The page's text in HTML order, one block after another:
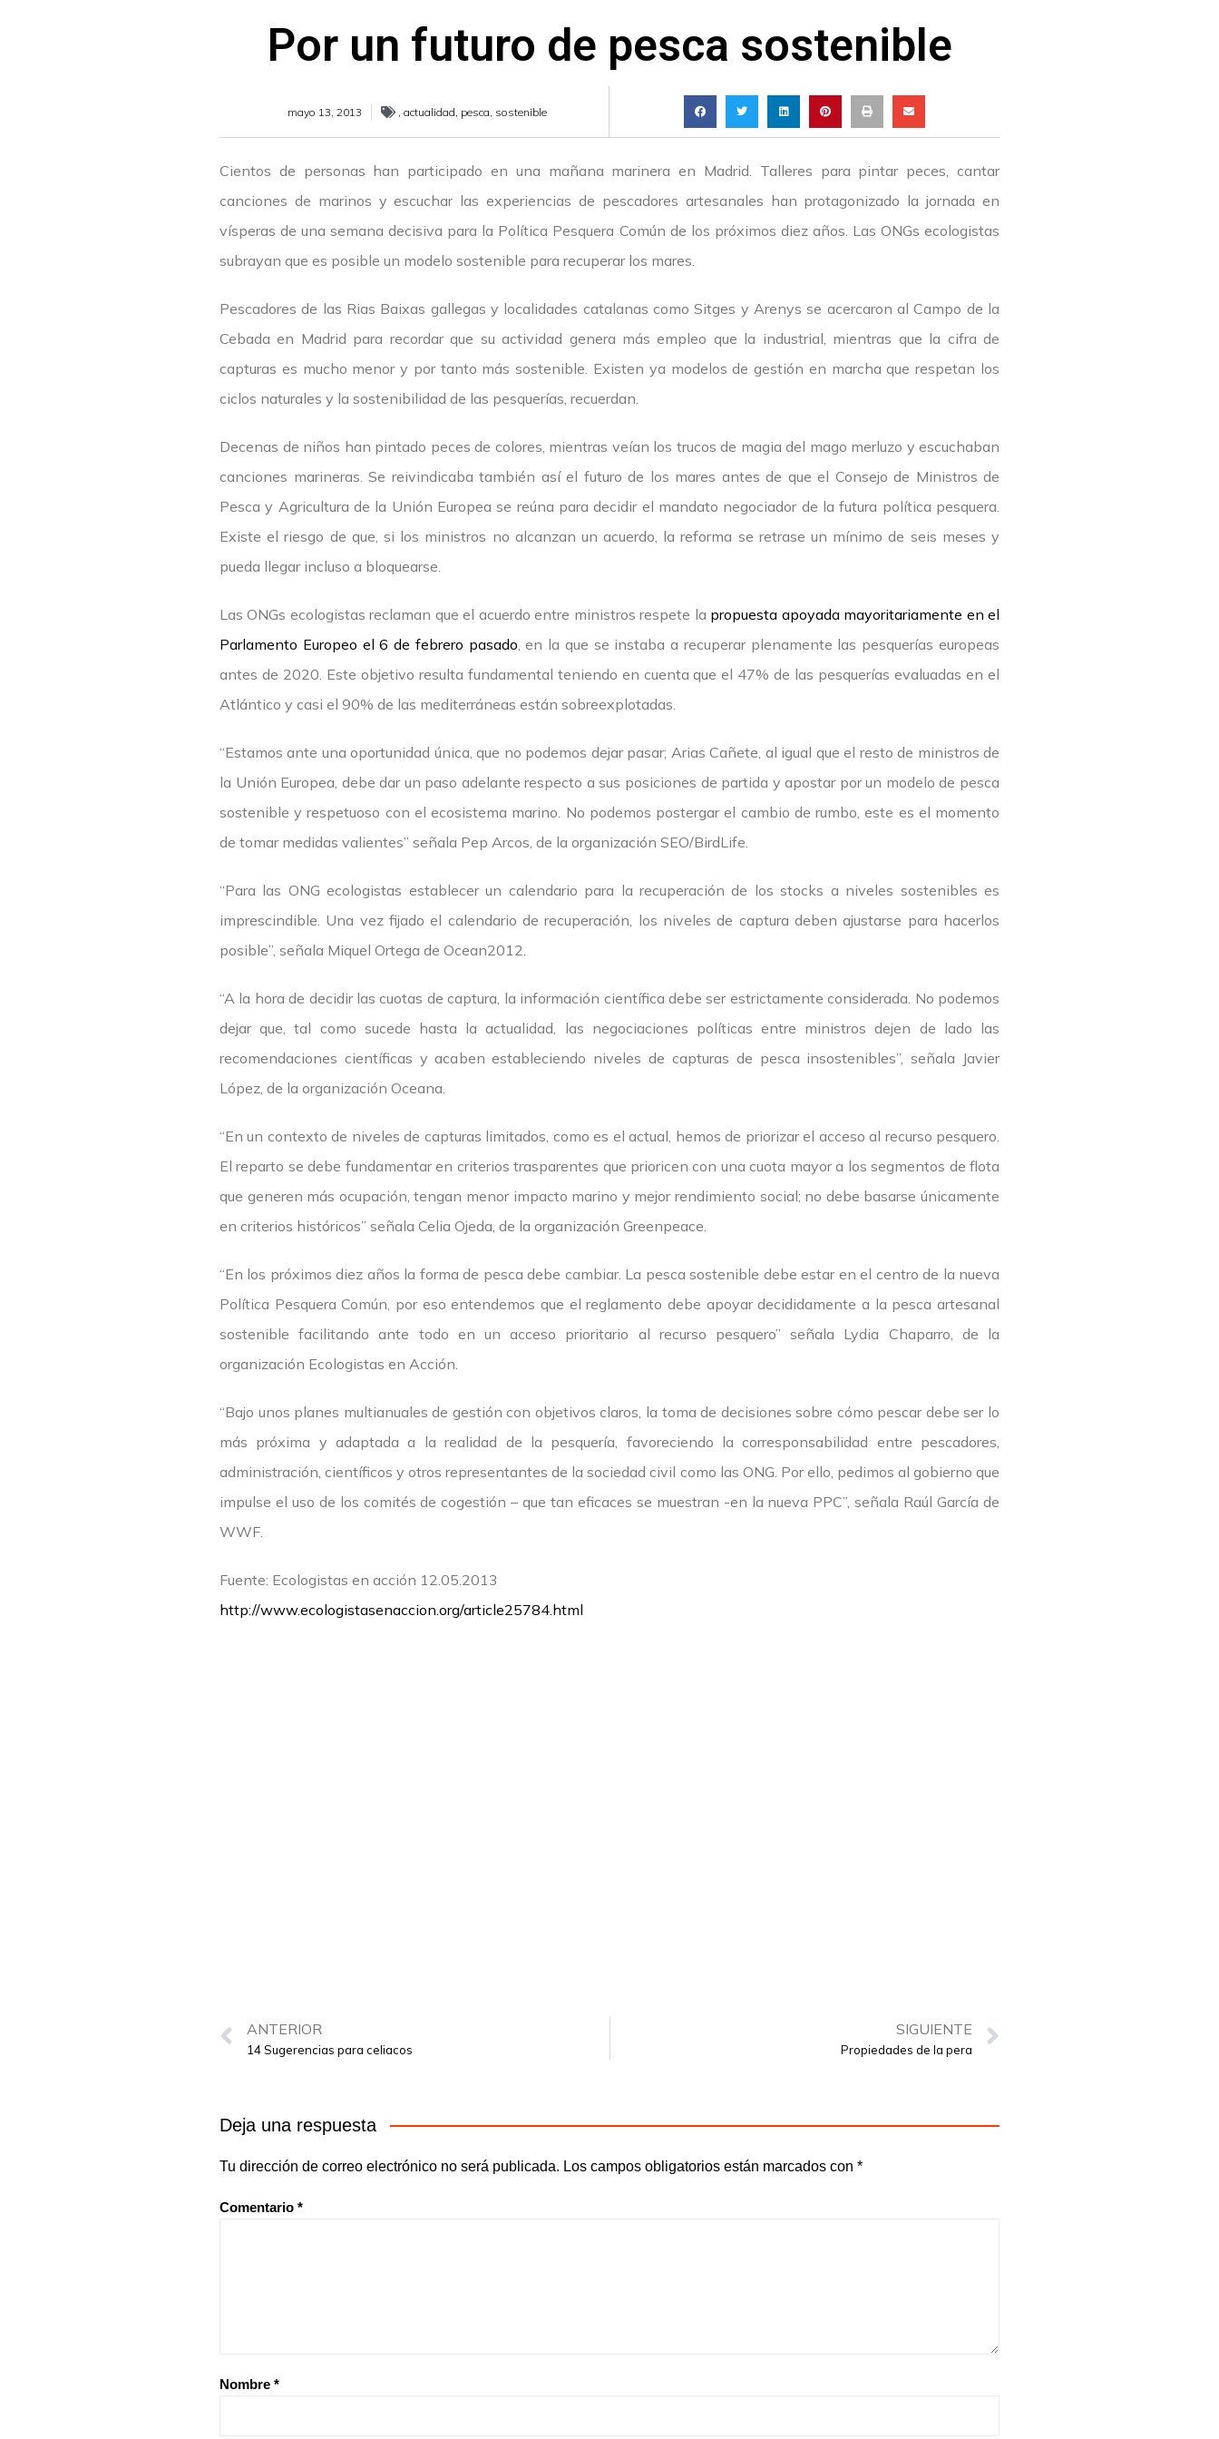
Por un futuro de pesca sostenible
mayo 13, 2013 actualidad pesca sostenible
Cientos de personas han participado en una mañana marinera en Madrid. Talleres para pintar peces, cantar
canciones de marinos y escuchar las experiencias de pescadores artesanales han protagonizado la jornada en
vísperas de una semana decisiva para la Política Pesquera Común de los próximos diez años. Las ONGs ecologistas
subrayan que es posible un modelo sostenible para recuperar los mares.
Pescadores de las Rias Baixas gallegas y localidades catalanas como Sitges y Arenys se acercaron al Campo de la
Cebada en Madrid para recordar que su actividad genera más empleo que la industrial, mientras que la cifra de
capturas es mucho menor y por tanto más sostenible. Existen ya modelos de gestión en marcha que respetan los
ciclos naturales y la sostenibilidad de las pesquerías, recuerdan.
Decenas de niños han pintado peces de colores, mientras veían los trucos de magia del mago merluzo y escuchaban
canciones marineras. Se reivindicaba también así el futuro de los mares antes de que el Consejo de Ministros de
Pesca y Agricultura de la Unión Europea se reúna para decidir el mandato negociador de la futura política pesquera.
Existe el riesgo de que, si los ministros no alcanzan un acuerdo, la reforma se retrase un mínimo de seis meses y
pueda llegar incluso a bloquearse.
Las ONGs ecologistas reclaman que el acuerdo entre ministros respete la propuesta apoyada mayoritariamente en el
Parlamento Europeo el 6 de febrero pasado, en la que se instaba a recuperar plenamente las pesquerías europeas
antes de 2020. Este objetivo resulta fundamental teniendo en cuenta que el 47% de las pesquerías evaluadas en el
Atlántico y casi el 90% de las mediterráneas están sobreexplotadas.
“Estamos ante una oportunidad única, que no podemos dejar pasar; Arias Cañete, al igual que el resto de ministros de
la Unión Europea, debe dar un paso adelante respecto a sus posiciones de partida y apostar por un modelo de pesca
sostenible y respetuoso con el ecosistema marino. No podemos postergar el cambio de rumbo, este es el momento
de tomar medidas valientes” señala Pep Arcos, de la organización SEO/BirdLife.
“Para las ONG ecologistas establecer un calendario para la recuperación de los stocks a niveles sostenibles es
imprescindible. Una vez fijado el calendario de recuperación, los niveles de captura deben ajustarse para hacerlos
posible”, señala Miquel Ortega de Ocean2012.
“A la hora de decidir las cuotas de captura, la información científica debe ser estrictamente considerada. No podemos
dejar que, tal como sucede hasta la actualidad, las negociaciones políticas entre ministros dejen de lado las
recomendaciones científicas y acaben estableciendo niveles de capturas de pesca insostenibles”, señala Javier
López, de la organización Oceana.
“En un contexto de niveles de capturas limitados, como es el actual, hemos de priorizar el acceso al recurso pesquero.
El reparto se debe fundamentar en criterios trasparentes que prioricen con una cuota mayor a los segmentos de flota
que generen más ocupación, tengan menor impacto marino y mejor rendimiento social; no debe basarse únicamente
en criterios históricos” señala Celia Ojeda, de la organización Greenpeace.
“En los próximos diez años la forma de pesca debe cambiar. La pesca sostenible debe estar en el centro de la nueva
Política Pesquera Común, por eso entendemos que el reglamento debe apoyar decididamente a la pesca artesanal
sostenible facilitando ante todo en un acceso prioritario al recurso pesquero” señala Lydia Chaparro, de la
organización Ecologistas en Acción.
“Bajo unos planes multianuales de gestión con objetivos claros, la toma de decisiones sobre cómo pescar debe ser lo
más próxima y adaptada a la realidad de la pesquería, favoreciendo la corresponsabilidad entre pescadores,
administración, científicos y otros representantes de la sociedad civil como las ONG. Por ello, pedimos al gobierno que
impulse el uso de los comités de cogestión – que tan eficaces se muestran -en la nueva PPC”, señala Raúl García de
WWF.
Fuente: Ecologistas en acción 12.05.2013
http://www.ecologistasenaccion.org/article25784.html
ANTERIOR
14 Sugerencias para celiacos
SIGUIENTE
Propiedades de la pera
Deja una respuesta
Tu dirección de correo electrónico no será publicada. Los campos obligatorios están marcados con *
Comentario *
Nombre *